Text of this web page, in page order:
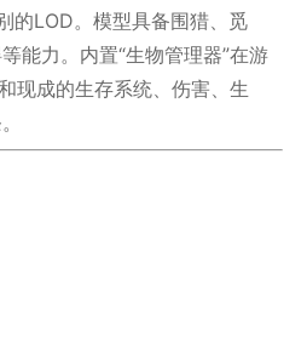
的LOD。模型具备围猎、觅
能力。内置“生物管理器”在游
现成的生存系统、伤害、生